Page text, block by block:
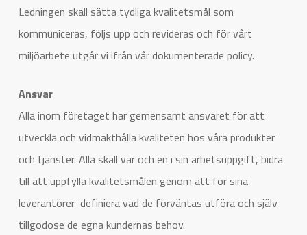
Ledningen skall sätta tydliga kvalitetsmål som
kommuniceras, följs upp och revideras och för vårt
miljöarbete utgår vi ifrån vår dokumenterade policy.
Ansvar
Alla inom företaget har gemensamt ansvaret för att
utveckla och vidmakthålla kvaliteten hos våra produkter
och tjänster. Alla skall var och en i sin arbetsuppgift, bidra
till att uppfylla kvalitetsmålen genom att för sina
leverantörer definiera vad de förväntas utföra och själv
tillgodose de egna kundernas behov.